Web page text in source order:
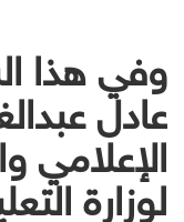
وفي هذا
عادل
الإعلامي
لوزارة